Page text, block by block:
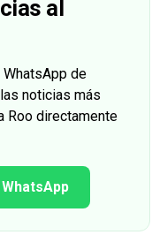
al
de
noticias más
Roo directamente